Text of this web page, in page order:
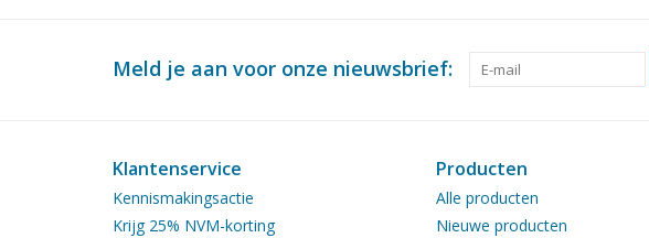
Meld je aan voor onze nieuwsbrief:
Klantenservice
Kennismakingsactie
Krijg 25% NVM-korting
Producten
Alle producten
Nieuwe producten